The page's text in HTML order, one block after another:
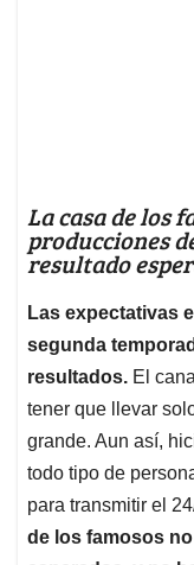
La casa de los
producciones
resultado
Las expectativas
segunda
resultados. El
tener que llevar
grande. Aun así,
todo tipo de
para transmitir el
de los famosos